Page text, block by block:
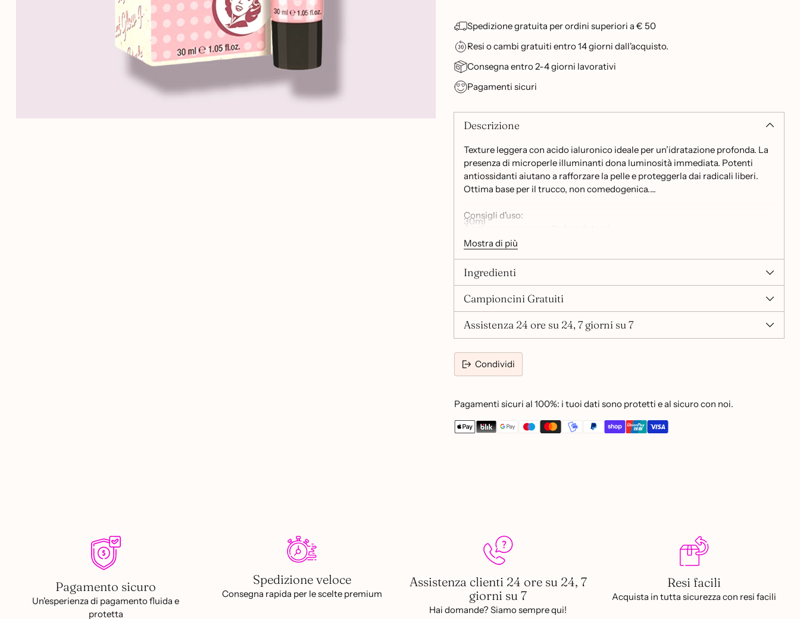
Spedizione gratuita per ordini superiori a € 50
Resi o cambi gratuiti entro 14 giorni dall'acquisto.
Consegna entro 2-4 giorni lavorativi
Pagamenti sicuri
Descrizione
Texture leggera con acido ialuronico ideale per un’idratazione profonda. La
presenza di microperle illuminanti dona luminosità immediata. Potenti
antiossidanti aiutano a rafforzare la pelle e proteggerla dai radicali liberi.
Ottima base per il trucco, non comedogenica.
Consigli d'uso:
Applicare su viso e collo ben detersi.
30ml
Mostra di più
Ingredienti
Campioncini Gratuiti
Assistenza 24 ore su 24, 7 giorni su 7
Condividi
Pagamenti sicuri al 100%: i tuoi dati sono protetti e al sicuro con noi.
Pagamento sicuro
Un'esperienza di pagamento fluida e
protetta
Spedizione veloce
Consegna rapida per le scelte premium
Assistenza clienti 24 ore su 24, 7
giorni su 7
Hai domande? Siamo sempre qui!
Resi facili
Acquista in tutta sicurezza con resi facili